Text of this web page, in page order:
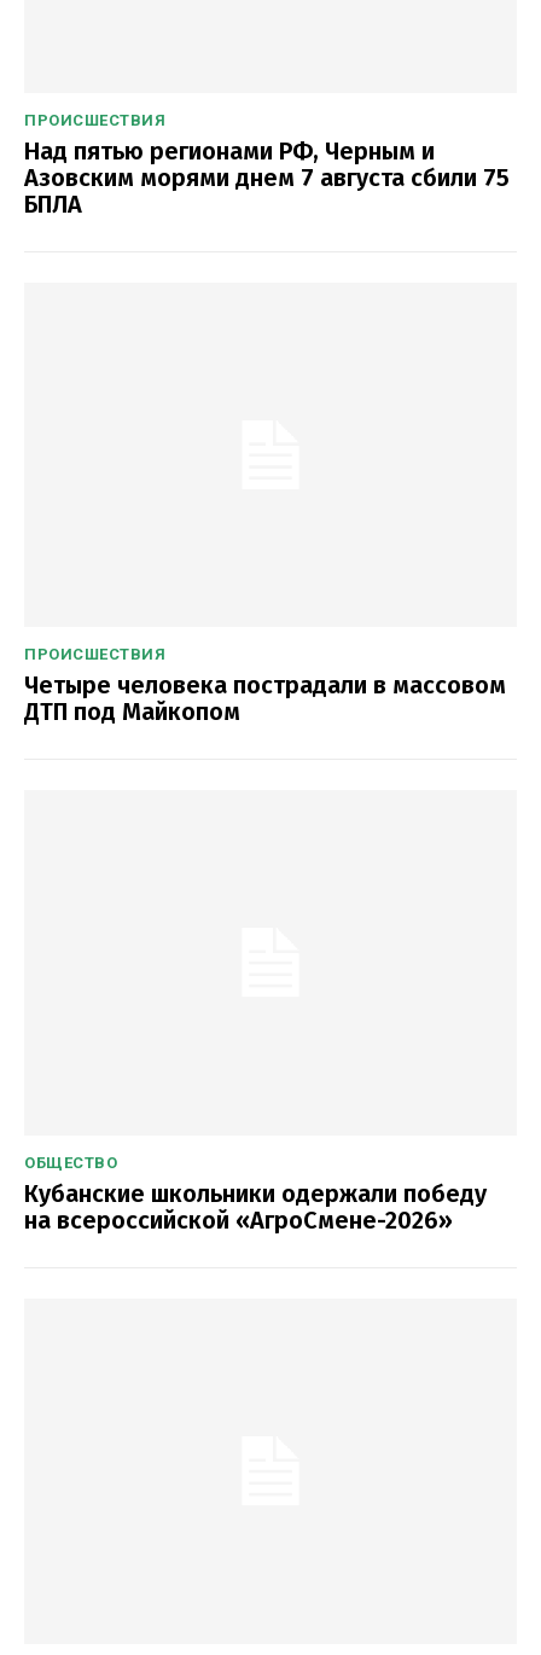
ПРОИСШЕСТВИЯ
Над пятью регионами РФ, Черным и
Азовским морями днем 7 августа сбили 75
БПЛА
ПРОИСШЕСТВИЯ
Четыре человека пострадали в массовом
ДТП под Майкопом
ОБЩЕСТВО
Кубанские школьники одержали победу
на всероссийской «АгроСмене-2026»